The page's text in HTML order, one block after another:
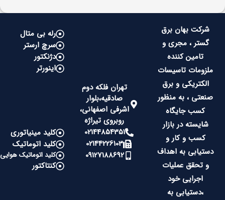
شرکت بهان برق
گستر ، مجری و
تامین کننده
ملزومات تاسیسات
الکتریکی و برق
صنعتی ، به منظور
کسب جایگاه
شایسته در بازار
کسب و کار و
دستیابی به اهداف
و تحقق عملیات
اجرایی خود
،دستیابی به
تهران فلکه دوم
صادقیه،بلوار
اشرفی اصفهانی،
روبروی تیراژه
02144854351
02144226103
09127188692
رله بی متال
سرچ ارستر
دژنکتور
اینورتر
کلید مینیاتوری
کلید اتوماتیک
کلید اتوماتیک هوایی
کنتاکتور